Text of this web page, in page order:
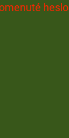
heslo